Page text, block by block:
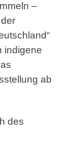
–
indigene
ab
des